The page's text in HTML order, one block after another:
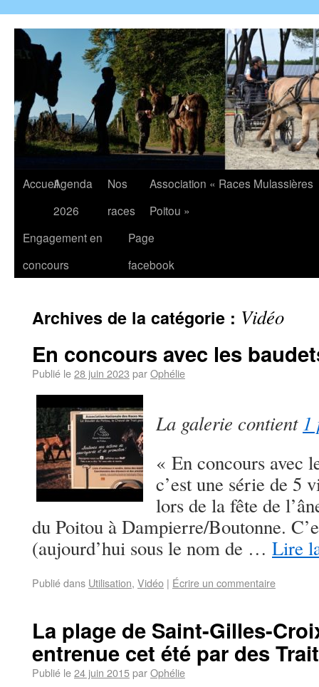
AccueilAgenda
2026
Nos
races
Association « Races Mulassières
Poitou »
Engagement en
concours
Page
facebook
Archives de la catégorie : Vidéo
En concours avec les
Publié le28 juin 2023 parOphélie
La galerie contient 1
« En concours avec
c’est une série de 5
lors de la fête de
du Poitou à Dampierre/Boutonne.
(aujourd’hui sous le nom de … Lire
Publié dans Utilisation, Vidéo | Écrire un commentaire
La plage de Saint-Gilles-
entrenue cet été par des
Publié le24 juin 2015parOphélie